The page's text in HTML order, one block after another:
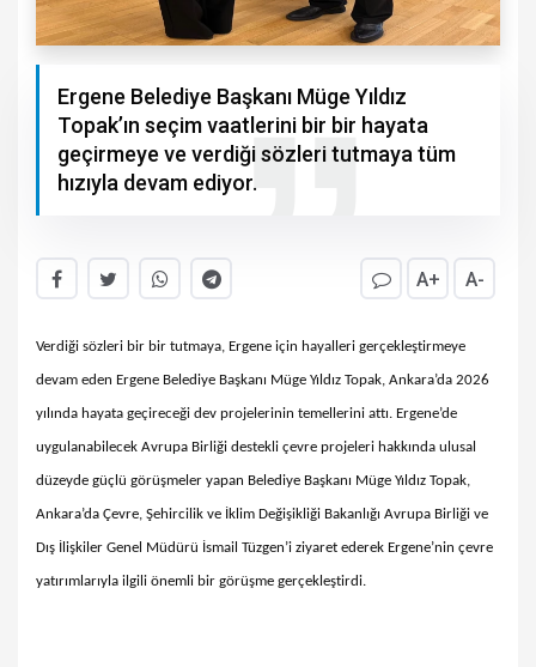
Ergene Belediye Başkanı Müge Yıldız
Topak’ın seçim vaatlerini bir bir hayata
geçirmeye ve verdiği sözleri tutmaya tüm
hızıyla devam ediyor.
A+ A-
Verdiği sözleri bir bir tutmaya, Ergene için hayalleri gerçekleştirmeye
devam eden Ergene Belediye Başkanı Müge Yıldız Topak, Ankara’da 2026
yılında hayata geçireceği dev projelerinin temellerini attı. Ergene’de
uygulanabilecek Avrupa Birliği destekli çevre projeleri hakkında ulusal
düzeyde güçlü görüşmeler yapan Belediye Başkanı Müge Yıldız Topak,
Ankara’da Çevre, Şehircilik ve İklim Değişikliği Bakanlığı Avrupa Birliği ve
Dış İlişkiler Genel Müdürü İsmail Tüzgen’i ziyaret ederek Ergene’nin çevre
yatırımlarıyla ilgili önemli bir görüşme gerçekleştirdi.